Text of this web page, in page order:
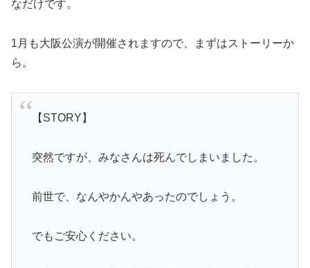
なだけです。
1月も大阪公演が開催されますので、まずはストーリーか
ら。
【STORY】
突然ですが、みなさんは死んでしまいました。
前世で、なんやかんやあったのでしょう。
でもご安心ください。